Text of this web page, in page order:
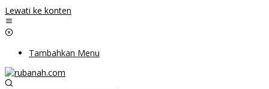
Lewati ke konten
Tambahkan Menu